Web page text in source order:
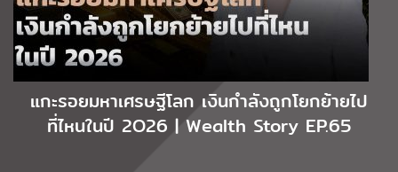
แกะรอยมหาเศรษฐีโลก เงินกำลังถูกโยกย้ายไป
ที่ไหนในปี 2O26 | Wealth Story EP.65